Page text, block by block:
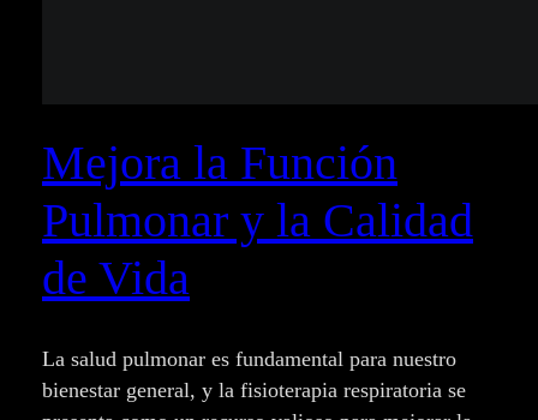
Mejora la Función
Pulmonar y la Calidad
de Vida
La salud pulmonar es fundamental para nuestro
bienestar general, y la fisioterapia respiratoria se